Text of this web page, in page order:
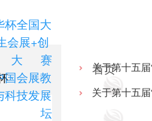
杯全国大
会展+创
大赛
国会展教
科技发展
坛
首页
关于第十五
关于第十五